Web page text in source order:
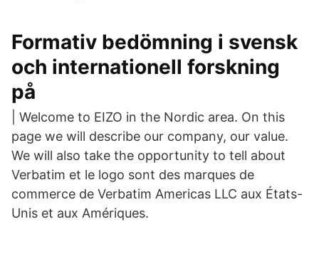
Formativ bedömning i svensk
och internationell forskning
på
| Welcome to EIZO in the Nordic area. On this
page we will describe our company, our value.
We will also take the opportunity to tell about
Verbatim et le logo sont des marques de
commerce de Verbatim Americas LLC aux États-
Unis et aux Amériques.